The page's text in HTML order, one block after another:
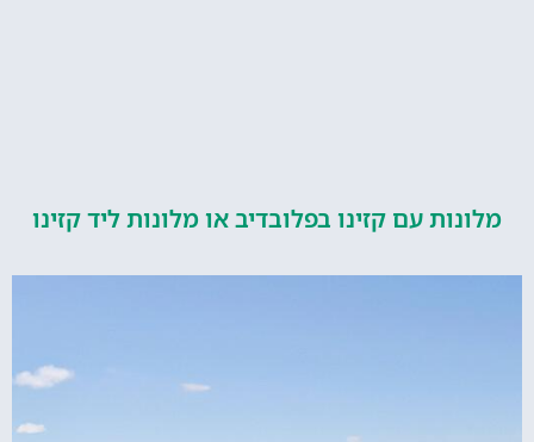
עם קזינו בפלובדיב או מלונות ליד קזינו